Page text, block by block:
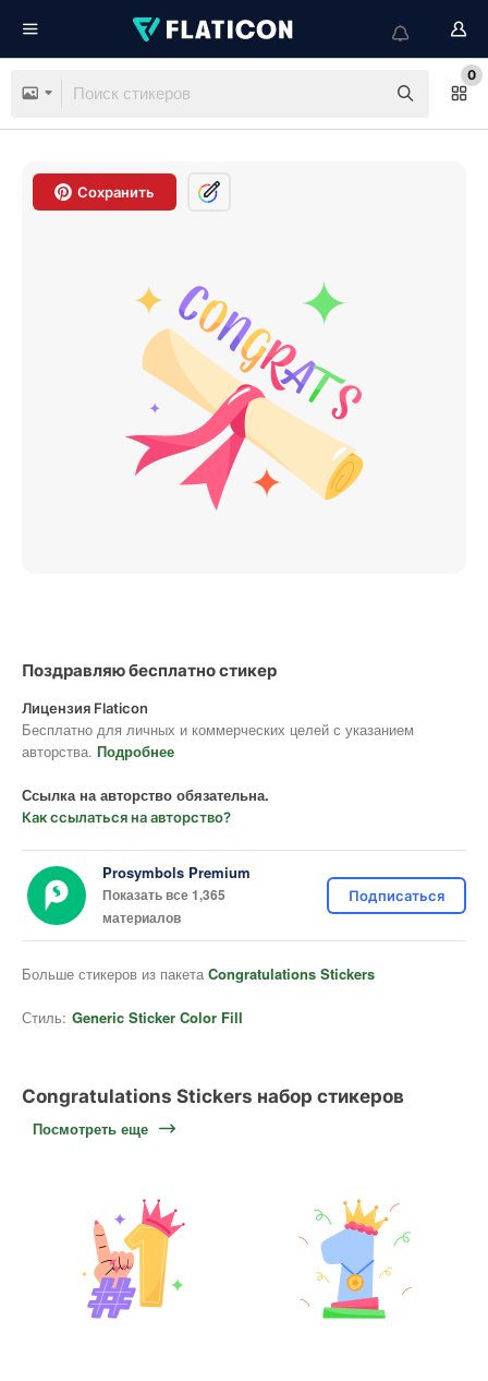
0
Сохранить
Поздравляю бесплатно стикер
Лицензия Flaticon
Бесплатно для личных и коммерческих целей с указанием
авторства. Подробнее
Ссылка на авторство обязательна.
Как ссылаться на авторство?
Prosymbols Premium
Показать все 1,365
материалов
Подписаться
Больше стикеров из пакета Congratulations Stickers
Стиль: Generic Sticker Color Fill
Congratulations Stickers набор стикеров
Посмотреть еще